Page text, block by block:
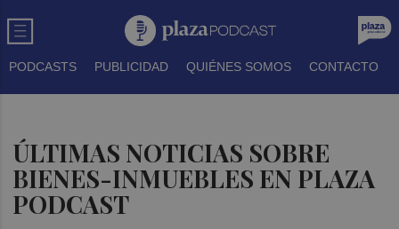
PODCASTS PUBLICIDAD QUIÉNES SOMOS CONTACTO
ÚLTIMAS NOTICIAS SOBRE
BIENES-INMUEBLES EN PLAZA
PODCAST